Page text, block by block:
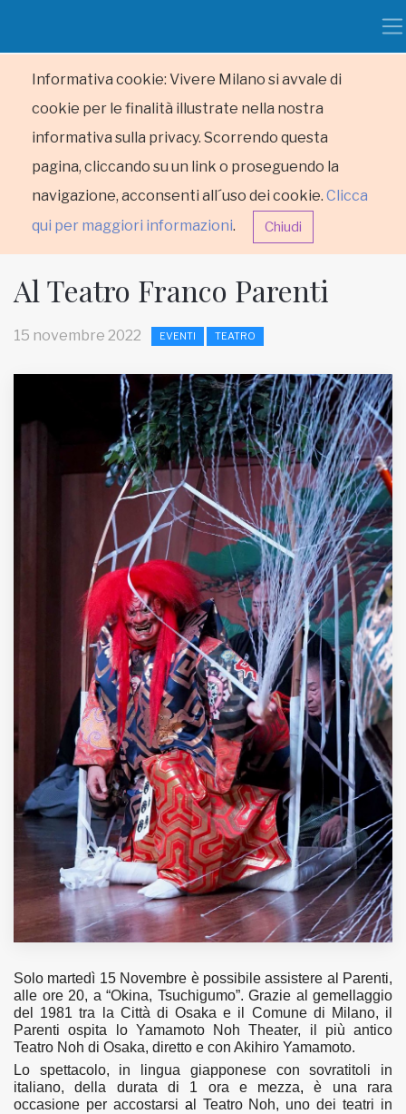
Informativa cookie: Vivere Milano si avvale di
cookie per le finalità illustrate nella nostra
informativa sulla privacy. Scorrendo questa
pagina, cliccando su un link o proseguendo la
navigazione, acconsenti all´uso dei cookie. Clicca
qui per maggiori informazioni. Chiudi
Inviateci le vostre segnalazioni
Iscriviti alla newsletter
www.viveremilano.info
Fondato e diretto da Enzo De
EDB edizioni - Via Brivio angolo C.
Imbonati, 89 20159 Milano (Italia)
Informativa sulla privacy
Al Teatro Franco Parenti
15 novembre 2022 EVENTI TEATRO
Solo martedì 15 Novembre è possibile assistere al Parenti,
alle ore 20, a “Okina, Tsuchigumo”. Grazie al gemellaggio
del 1981 tra la Città di Osaka e il Comune di Milano, il
Parenti ospita lo Yamamoto Noh Theater, il più antico
Teatro Noh di Osaka, diretto e con Akihiro Yamamoto.
Lo spettacolo, in lingua giapponese con sovratitoli in
italiano, della durata di 1 ora e mezza, è una rara
occasione per accostarsi a l Teatro Noh, uno dei teatri in